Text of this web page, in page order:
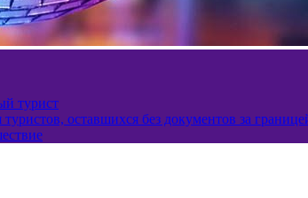
турист
оставшихся без документов за